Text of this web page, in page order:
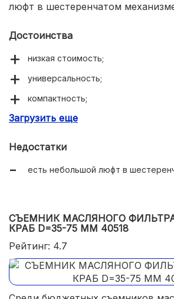
люфт в шестеренчатом
Достоинства
низкая стоимость;
универсальность;
компактность;
удобство в применении.
Загрузить еще
Недостатки
есть небольшой люфт в
СЪЕМНИК МАСЛЯНОГО
КРАБ D=35-75 ММ 40518
Рейтинг: 4.7